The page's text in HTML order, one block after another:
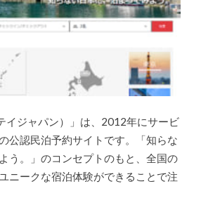
イジャパン）」は、2012年にサービ
公認民泊予約サイトです。「知らな
う。」のコンセプトのもと、全国の
ニークな宿泊体験ができることで注